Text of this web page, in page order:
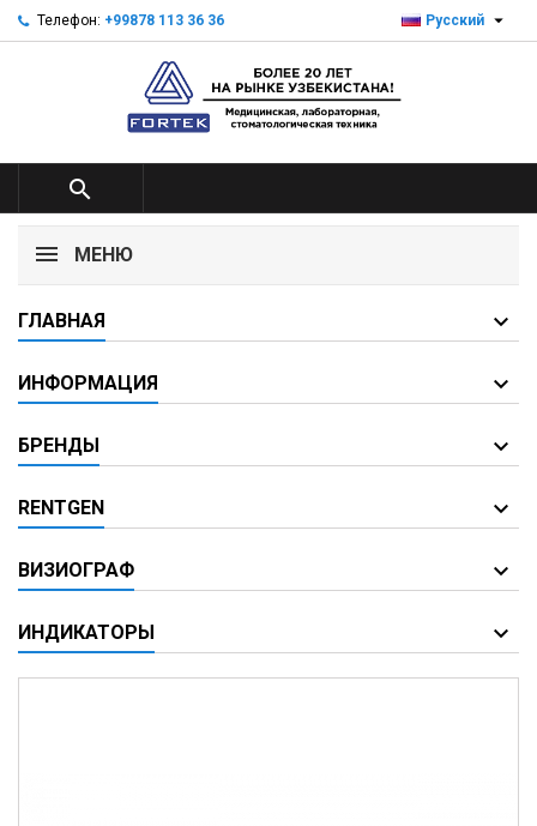
Телефон: +99878 113 36 36 Русский 

МЕНЮ
ГЛАВНАЯ
ИНФОРМАЦИЯ
БРЕНДЫ
RENTGEN
ВИЗИОГРАФ
ИНДИКАТОРЫ